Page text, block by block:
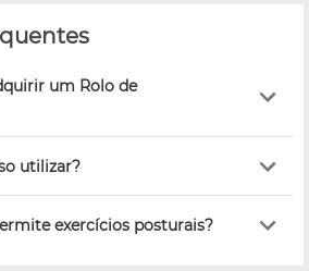
um Rolo de
utilizar?
exercícios posturais?